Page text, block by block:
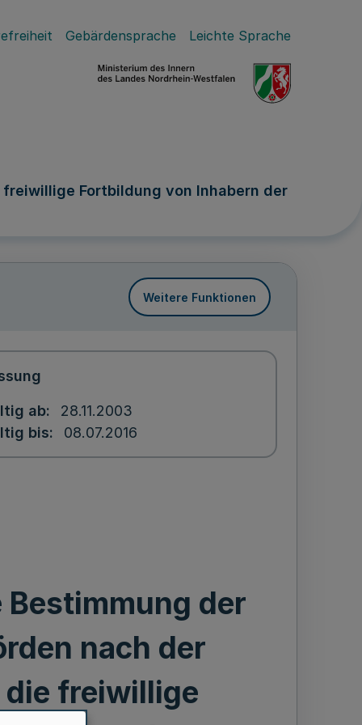
Gebärdensprache Leichte Sprache
Fortbildung von Inhabern der
Weitere Funktionen
ab
28.11.2003
bis
08.07.2016
der
nach der
freiwillige